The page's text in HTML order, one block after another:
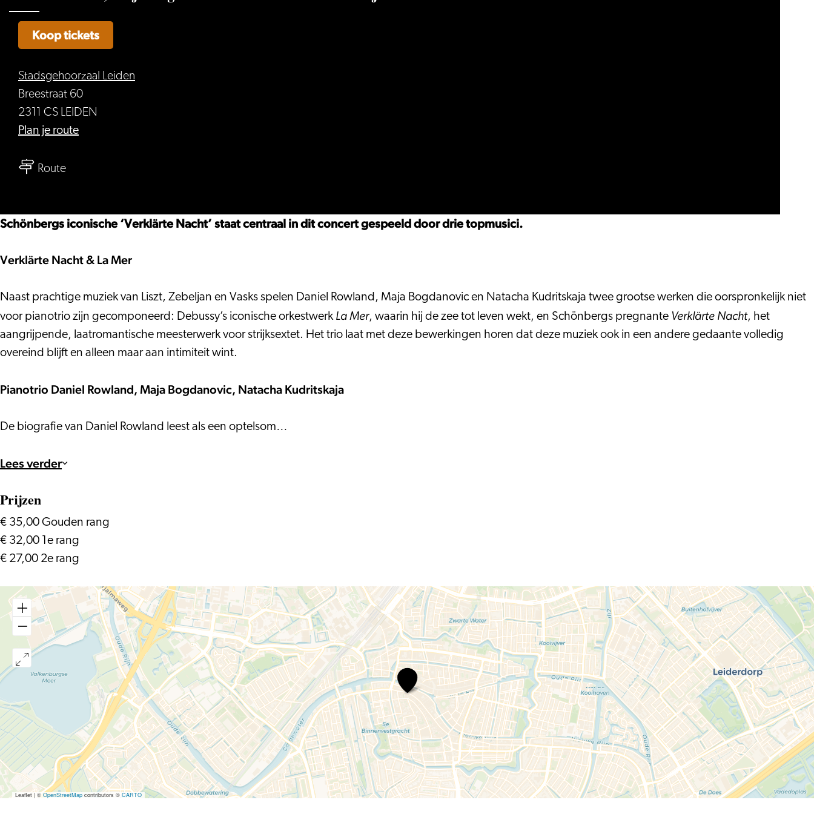
Stadsgehoorzaal Leiden
Breestraat 60
2311 CS LEIDEN
Plan je routenaar
en
Kudritskaja
Verklärte
Nacht
Routenaar
Maja
en
Kudritskaja
–
Verklärte
Nacht
Koop tickets
Schönbergs iconische ‘Verklärte Nacht’ staat centraal in dit concert gespeeld door drie topmusici.
Verklärte Nacht & La Mer
Naast prachtige muziek van Liszt, Zebeljan en Vasks spelen Daniel Rowland, Maja Bogdanovic en Natacha Kudritskaja twee grootse werken die oorspronkelijk niet
voor pianotrio zijn gecomponeerd: Debussy’s iconische orkestwerk La Mer, waarin hij de zee tot leven wekt, en Schönbergs pregnante Verklärte Nacht, het
aangrijpende, laatromantische meesterwerk voor strijksextet. Het trio laat met deze bewerkingen horen dat deze muziek ook in een andere gedaante volledig
overeind blijft en alleen maar aan intimiteit wint.
Pianotrio Daniel Rowland, Maja Bogdanovic, Natacha Kudritskaja
De biografie van Daniel Rowland leest als een optelsom…
Lees verder
Prijzen
€ 35,00 Gouden rang
€ 32,00 1e rang
€ 27,00 2e rang
Daniel
Rowland,
Maja
Bogdanovic
en
Natacha
Kudritskaja
–
Verklärte
Nacht
Leaflet|©OpenStreetMapcontributors ©CARTO